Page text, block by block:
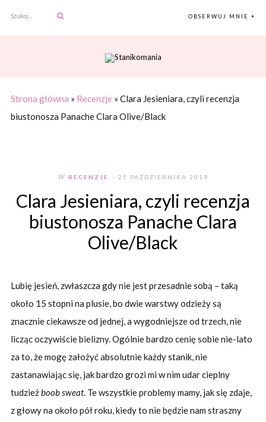
OBSERWUJ MNIE +
Strona główna » Recenzje » Clara Jesieniara, czyli recenzja
biustonosza Panache Clara Olive/Black
W RECENZJE - 25 PAŹDZIERNIKA 2019
Clara Jesieniara, czyli recenzja
biustonosza Panache Clara
Olive/Black
Lubię jesień, zwłaszcza gdy nie jest przesadnie sobą – taką
około 15 stopni na plusie, bo dwie warstwy odzieży są
znacznie ciekawsze od jednej, a wygodniejsze od trzech, nie
licząc oczywiście bielizny. Ogólnie bardzo cenię sobie nie-lato
za to, że mogę założyć absolutnie każdy stanik, nie
zastanawiając się, jak bardzo grozi mi w nim udar cieplny
tudzieżboob sweat. Te wszystkie problemy mamy, jak się zdaje,
z głowy na około pół roku, kiedy to nie będzie nam straszny